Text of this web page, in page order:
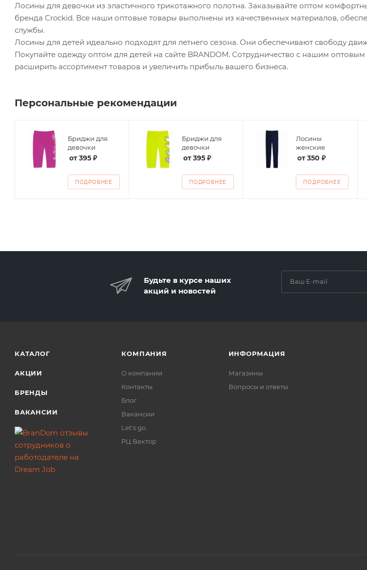
Лосины для девочки из эластичного трикотажного полотна. Заказывайте оптом
бренда Crockid. Все наши оптовые товары выполнены из качественных материалов,
службы.
Лосины для детей идеально подходят для летнего сезона. Они обеспечивают свободу
Покупайте одежду оптом для детей на сайте BRANDOM. Сотрудничество с нашим
расширить ассортимент товаров и увеличить прибыль вашего бизнеса.
Персональные рекомендации
Бриджи для
девочки
от395 ₽
ПОДРОБНЕЕ
Бриджи для
девочки
от395 ₽
ПОДРОБНЕЕ
Лосины
женские
от350 ₽
ПОДРОБНЕЕ
Будьте в курсе наших
акций и новостей
КАТАЛОГ
АКЦИИ
БРЕНДЫ
ВАКАНСИИ
КОМПАНИЯ
О компании
Контакты
Блог
Вакансии
Let's go
РЦ Вектор
ИНФОРМАЦИЯ
Магазины
Вопросы и ответы